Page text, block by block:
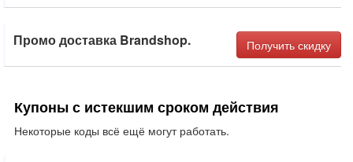
Промо доставка Brandshop. Получить скидку
Купоны с истекшим сроком действия
Некоторые коды всё ещё могут работать.